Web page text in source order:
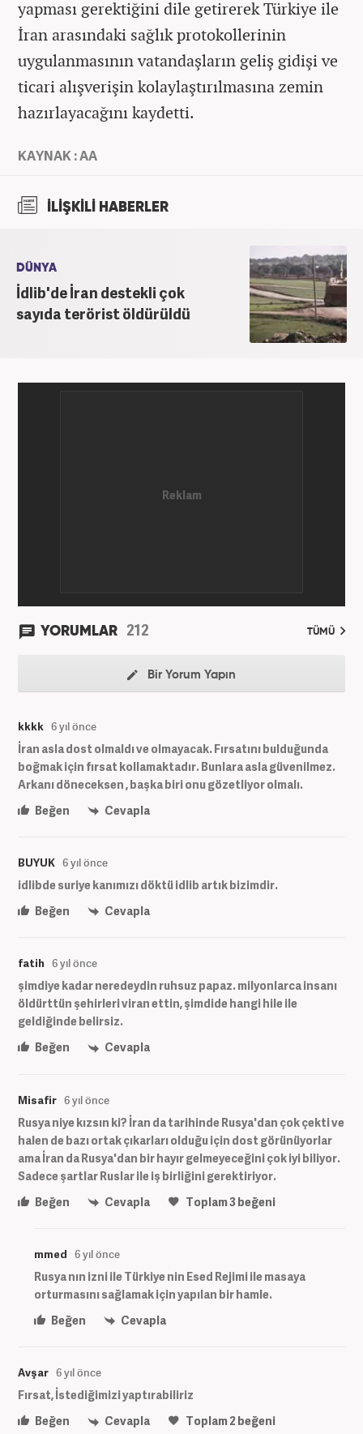
yapması gerektiğini dile getirerek Türkiye ile
İran arasındaki sağlık protokollerinin
uygulanmasının vatandaşların geliş gidişi ve
ticari alışverişin kolaylaştırılmasına zemin
hazırlayacağını kaydetti.
KAYNAK : AA
İLİŞKİLİ HABERLER
DÜNYA
İdlib'de İran destekli çok
sayıda terörist öldürüldü
YORUMLAR 212 TÜMÜ
Bir Yorum Yapın
kkkk 6 yıl önce
İran asla dost olmaldı ve olmayacak. Fırsatını bulduğunda
boğmak için fırsat kollamaktadır. Bunlara asla güvenilmez.
Arkanı döneceksen , başka biri onu gözetliyor olmalı.
Beğen
Cevapla
BUYUK 6 yıl önce
idlibde suriye kanımızı döktü idlib artık bizimdir.
Beğen
Cevapla
fatih 6 yıl önce
şimdiye kadar neredeydin ruhsuz papaz. milyonlarca insanı
öldürttün şehirleri viran ettin, şimdide hangi hile ile
geldiğinde belirsiz.
Beğen
Cevapla
Misafir 6 yıl önce
Rusya niye kızsın ki? İran da tarihinde Rusya'dan çok çekti ve
halen de bazı ortak çıkarları olduğu için dost görünüyorlar
ama İran da Rusya'dan bir hayır gelmeyeceğini çok iyi biliyor.
Sadece şartlar Ruslar ile iş birliğini gerektiriyor.
Beğen
Cevapla Toplam3beğeni
mmed 6 yıl önce
Rusya nın izni ile Türkiye nin Esed Rejimi ile masaya
orturmasını sağlamak için yapılan bir hamle.
Beğen
Cevapla
Avşar 6 yıl önce
Fırsat, İstediğimizi yaptırabiliriz
Beğen
Cevapla Toplam2beğeni